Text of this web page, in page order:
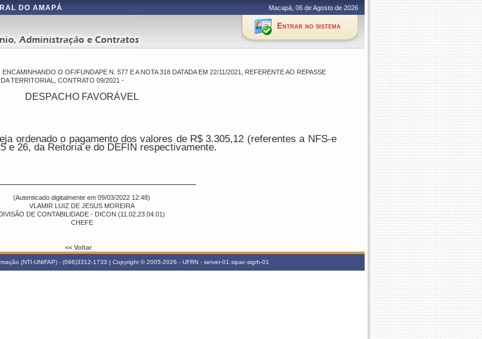
DO AMAPÁ Macapá, 06 de Agosto de 2026
Entrar no sistema
O OF/FUNDAPE N. 577 E A NOTA 318 DATADA EM 22/11/2021, REFERENTE AO REPASSE
TERRITORIAL, CONTRATO 09/2021 -
DESPACHO FAVORÁVEL
ordenado o pagamento dos valores de R$ 3.305,12 (referentes a NFS-e
e 26, da Reitoria e do DEFIN respectivamente.
(Autenticado digitalmente em 09/03/2022 12:48)
VLAMIR LUIZ DE JESUS MOREIRA
DE CONTABILIDADE - DICON (11.02.23.04.01)
CHEFE
<< Voltar
(NTI-UNIFAP) - (096)3312-1733 | Copyright © 2005-2026 - UFRN - server-01.sipac-sigrh-01